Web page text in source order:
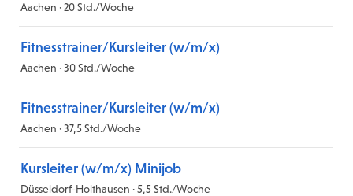
Aachen · 20 Std./Woche
Fitnesstrainer/Kursleiter (w/m/x)
Aachen · 30 Std./Woche
Fitnesstrainer/Kursleiter (w/m/x)
Aachen · 37,5 Std./Woche
Kursleiter (w/m/x) Minijob
Düsseldorf-Holthausen · 5,5 Std./Woche